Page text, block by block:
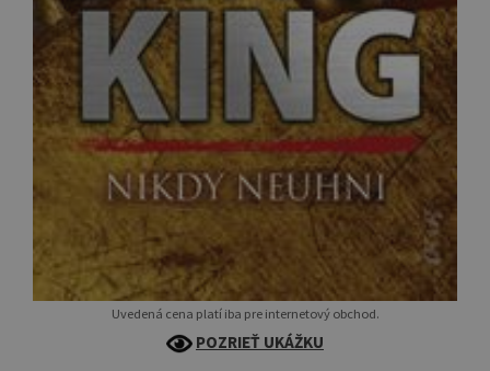
Uvedená cena platí iba pre internetový obchod.
POZRIEŤ UKÁŽKU